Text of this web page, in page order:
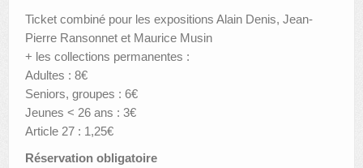
Ticket combiné pour les expositions Alain Denis, Jean-
Pierre Ransonnet et Maurice Musin
+ les collections permanentes :
Adultes : 8€
Seniors, groupes : 6€
Jeunes < 26 ans : 3€
Article 27 : 1,25€
Réservation obligatoire